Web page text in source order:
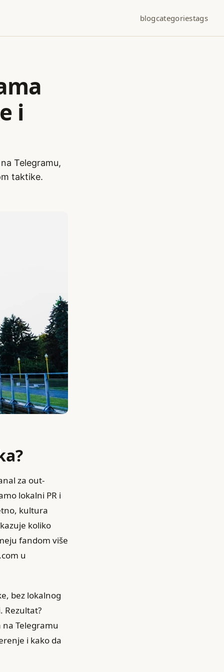
blogcategoriestags
i
Telegramu,
taktike.
za out-
lokalni PR i
kultura
koliko
fandom više
u
bez lokalnog
Rezultat?
Telegramu
i kako da